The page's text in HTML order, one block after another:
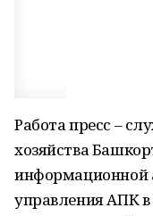
Работа пресс –
хозяйства
информационной
управления АПК в